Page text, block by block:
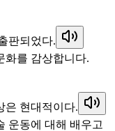
판되었다.
화를 감상합니다.
은 현대적이다.
운동에 대해 배우고